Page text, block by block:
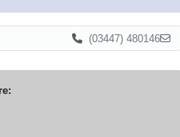
(03447) 480146